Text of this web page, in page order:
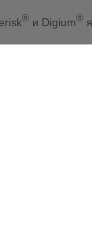
®и Digium®